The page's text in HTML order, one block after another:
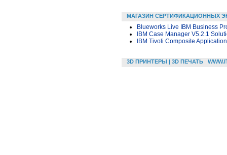
МАГАЗИН СЕРТИФИКАЦИОННЫХ
Blueworks Live IBM Business
IBM Case Manager V5.2.1
IBM Tivoli Composite
3D ПРИНТЕРЫ | 3D ПЕЧАТЬ